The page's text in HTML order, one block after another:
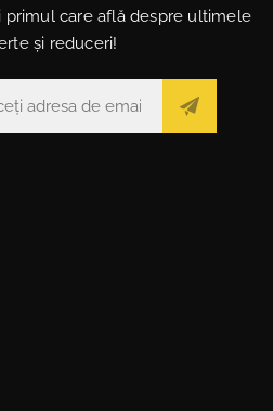
primul care află despre ultimele
și reduceri!